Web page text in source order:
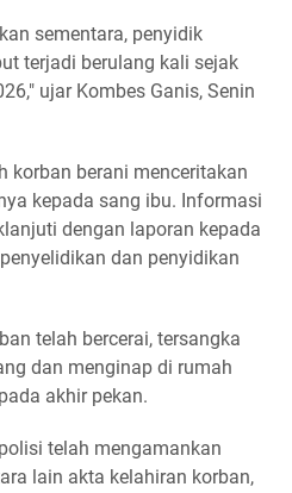
sementara, penyidik
terjadi berulang kali sejak
ujar Kombes Ganis, Senin
korban berani menceritakan
kepada sang ibu. Informasi
dengan laporan kepada
dan penyidikan
telah bercerai, tersangka
dan menginap di rumah
akhir pekan.
telah mengamankan
lain akta kelahiran korban,